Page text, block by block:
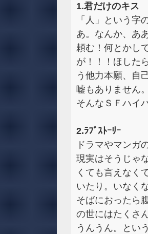
1.君だけのキス
「人」という字
あ。なんか、あ
頼む！何とかし
が！！！ほした
う他力本願、自
嘘もありません
そんなＳＦハイ
2.ﾗﾌﾞｽﾄｰﾘｰ
ドラマやマンガ
現実はそうじゃ
くても言えなく
いたり。いなく
そばにおったら
の世にはたくさ
うんうん。とい